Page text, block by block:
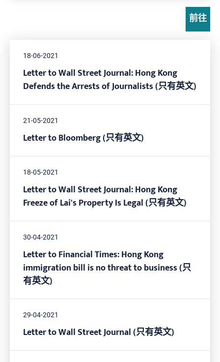
前往
18-06-2021
Letter to Wall Street Journal: Hong Kong
Defends the Arrests of Journalists (只有英文)
21-05-2021
Letter to Bloomberg (只有英文)
18-05-2021
Letter to Wall Street Journal: Hong Kong
Freeze of Lai's Property Is Legal (只有英文)
30-04-2021
Letter to Financial Times: Hong Kong
immigration bill is no threat to business (只
有英文)
29-04-2021
Letter to Wall Street Journal (只有英文)